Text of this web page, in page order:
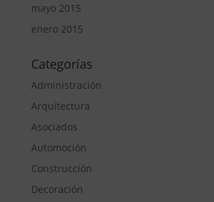
mayo 2015
enero 2015
Categorías
Administración
Arquitectura
Asociados
Automoción
Construcción
Decoración